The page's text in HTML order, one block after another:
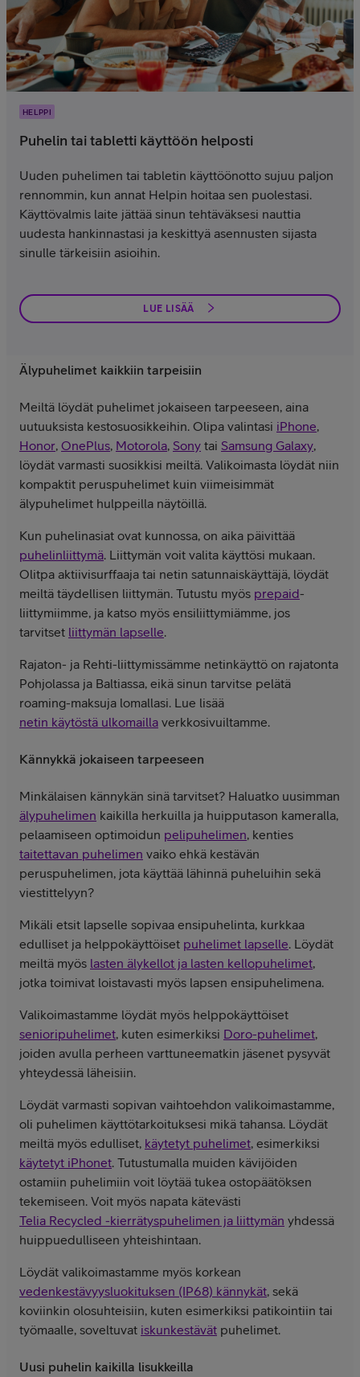
HELPPI
Puhelin tai tabletti käyttöön helposti
Uuden puhelimen tai tabletin käyttöönotto sujuu paljon
rennommin, kun annat Helpin hoitaa sen puolestasi.
Käyttövalmis laite jättää sinun tehtäväksesi nauttia
uudesta hankinnastasi ja keskittyä asennusten sijasta
sinulle tärkeisiin asioihin.
LUE LISÄÄ
Älypuhelimet kaikkiin tarpeisiin
Meiltä löydät puhelimet jokaiseen tarpeeseen, aina
uutuuksista kestosuosikkeihin. Olipa valintasi iPhone,
Honor, OnePlus, Motorola, Sony tai Samsung Galaxy,
löydät varmasti suosikkisi meiltä. Valikoimasta löydät niin
kompaktit peruspuhelimet kuin viimeisimmät
älypuhelimet hulppeilla näytöillä.
Kun puhelinasiat ovat kunnossa, on aika päivittää
puhelinliittymä. Liittymän voit valita käyttösi mukaan.
Olitpa aktiivisurffaaja tai netin satunnaiskäyttäjä, löydät
meiltä täydellisen liittymän. Tutustu myös prepaid-
liittymiimme, ja katso myös ensiliittymiämme, jos
tarvitset liittymän lapselle.
Rajaton- ja Rehti-liittymissämme netinkäyttö on rajatonta
Pohjolassa ja Baltiassa, eikä sinun tarvitse pelätä
roaming-maksuja lomallasi. Lue lisää
netin käytöstä ulkomailla verkkosivuiltamme.
Kännykkä jokaiseen tarpeeseen
Minkälaisen kännykän sinä tarvitset? Haluatko uusimman
älypuhelimen kaikilla herkuilla ja huipputason kameralla,
pelaamiseen optimoidun pelipuhelimen, kenties
taitettavan puhelimen vaiko ehkä kestävän
peruspuhelimen, jota käyttää lähinnä puheluihin sekä
viestittelyyn?
Mikäli etsit lapselle sopivaa ensipuhelinta, kurkkaa
edulliset ja helppokäyttöiset puhelimet lapselle. Löydät
meiltä myös lasten älykellot ja lasten kellopuhelimet,
jotka toimivat loistavasti myös lapsen ensipuhelimena.
Valikoimastamme löydät myös helppokäyttöiset
senioripuhelimet, kuten esimerkiksi Doro-puhelimet,
joiden avulla perheen varttuneematkin jäsenet pysyvät
yhteydessä läheisiin.
Löydät varmasti sopivan vaihtoehdon valikoimastamme,
oli puhelimen käyttötarkoituksesi mikä tahansa. Löydät
meiltä myös edulliset, käytetyt puhelimet, esimerkiksi
käytetyt iPhonet. Tutustumalla muiden kävijöiden
ostamiin puhelimiin voit löytää tukea ostopäätöksen
tekemiseen. Voit myös napata kätevästi
Telia Recycled -kierrätyspuhelimen ja liittymän yhdessä
huippuedulliseen yhteishintaan.
Löydät valikoimastamme myös korkean
vedenkestävyysluokituksen (IP68) kännykät, sekä
koviinkin olosuhteisiin, kuten esimerkiksi patikointiin tai
työmaalle, soveltuvat iskunkestävät puhelimet.
Uusi puhelin kaikilla lisukkeilla